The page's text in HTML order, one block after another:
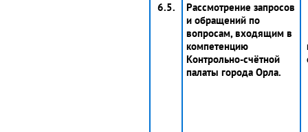
6.5.
Рассмотрение запросов
и обращений по
вопросам, входящим в
компетенцию
Контрольно-счётной
палаты города Орла.